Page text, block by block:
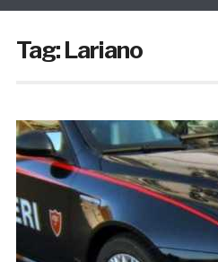
Tag:Lariano